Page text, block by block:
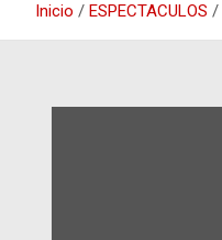
Inicio ESPECTACULOS